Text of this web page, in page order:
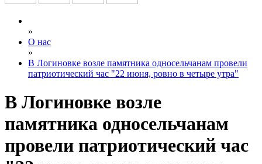
»
О нас
»
В Логиновке возле памятника односельчанам провели
патриотический час "22 июня, ровно в четыре утра"
В Логиновке возле
памятника односельчанам
провели патриотический час